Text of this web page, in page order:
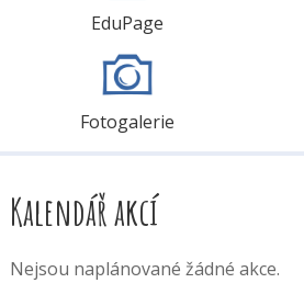
EduPage
Fotogalerie
Kalendář akcí
Nejsou naplánované žádné akce.